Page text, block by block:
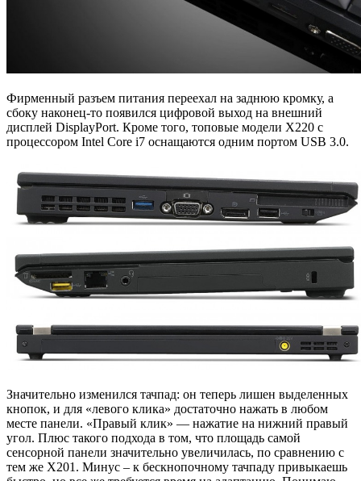
Фирменный разъем питания переехал на заднюю кромку, а
сбоку наконец-то появился цифровой выход на внешний
дисплей DisplayPort. Кроме того, топовые модели X220 с
процессором Intel Core i7 оснащаются одним портом USB 3.0.
Значительно изменился тачпад: он теперь лишен выделенных
кнопок, и для «левого клика» достаточно нажать в любом
месте панели. «Правый клик» — нажатие на нижний правый
угол. Плюс такого подхода в том, что площадь самой
сенсорной панели значительно увеличилась, по сравнению с
тем же X201. Минус – к бескнопочному тачпаду привыкаешь